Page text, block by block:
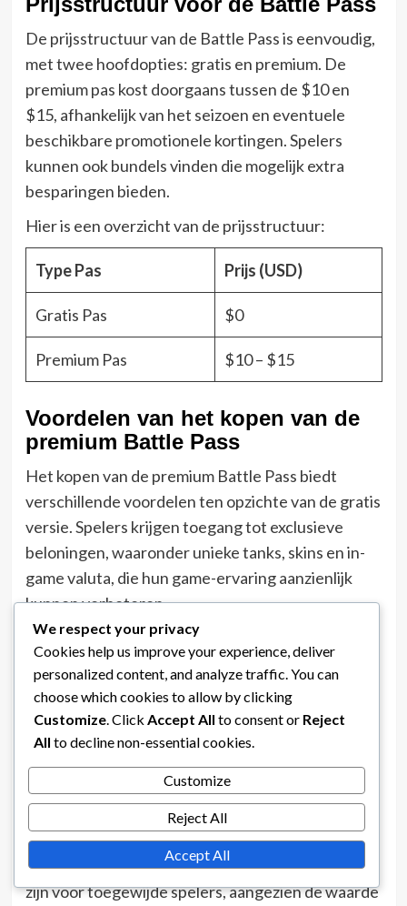
De prijsstructuur van de Battle Pass is eenvoudig,
met twee hoofdopties: gratis en premium. De
premium pas kost doorgaans tussen de $10 en
$15, afhankelijk van het seizoen en eventuele
beschikbare promotionele kortingen. Spelers
kunnen ook bundels vinden die mogelijk extra
besparingen bieden.
Hier is een overzicht van de prijsstructuur:
Type Pas Prijs (USD)
Gratis Pas $0
Premium Pas $10 – $15
Voordelen van het kopen van de
premium Battle Pass
Het kopen van de premium Battle Pass biedt
verschillende voordelen ten opzichte van de gratis
versie. Spelers krijgen toegang tot exclusieve
beloningen, waaronder unieke tanks, skins en in-
game valuta, die hun game-ervaring aanzienlijk
kunnen verbeteren.
Toegang tot exclusieve beloningen die niet
beschikbaar zijn in de gratis pas.
Verhoogde voortgangssnelheid door extra
ervaringspunten.
Unieke aanpassingsopties voor voertuigen.
Mogelijkheid voor hogere in-game valuta-
Investeren in de premium pas kan kosteneffectief
zijn voor toegewijde spelers, aangezien de waarde
We respect your privacy
Cookies help us improve your experience, deliver
personalized content, and analyze traffic. You can
choose which cookies to allow by clicking
Customize . Click Accept All to consent or Reject
All to decline non-essential cookies.
Customize
Reject All
Accept All